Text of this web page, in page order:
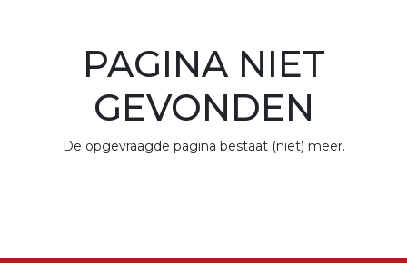
PAGINA NIET
GEVONDEN
De opgevraagde pagina bestaat (niet) meer.